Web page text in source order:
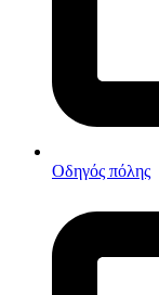
Οδηγός πόλης